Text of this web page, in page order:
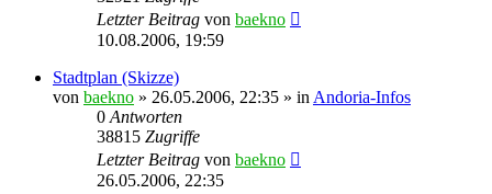
Letzter Beitrag von baekno
10.08.2006, 19:59
Stadtplan (Skizze)
von baekno » 26.05.2006, 22:35 » in Andoria-Infos
0 Antworten
38815 Zugriffe
Letzter Beitrag von baekno
26.05.2006, 22:35